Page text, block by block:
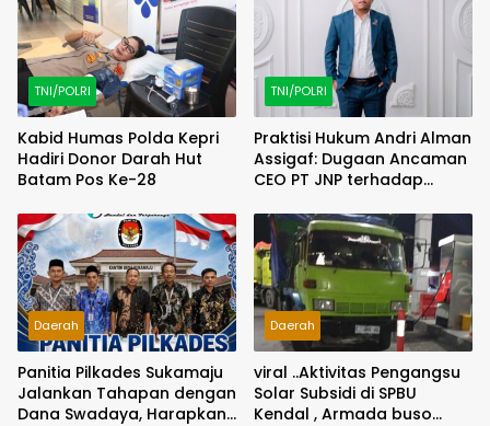
Keimigrasian
TNI/POLRI
Kabid Humas Polda Kepri
Hadiri Donor Darah Hut
Batam Pos Ke-28
TNI/POLRI
Praktisi Hukum Andri Alman
Assigaf: Dugaan Ancaman
CEO PT JNP terhadap
Hukum
Daerah
Panitia Pilkades Sukamaju
Jalankan Tahapan dengan
Dana Swadaya, Harapkan
Daerah
viral ..Aktivitas Pengangsu
Solar Subsidi di SPBU
Kendal , Armada buso